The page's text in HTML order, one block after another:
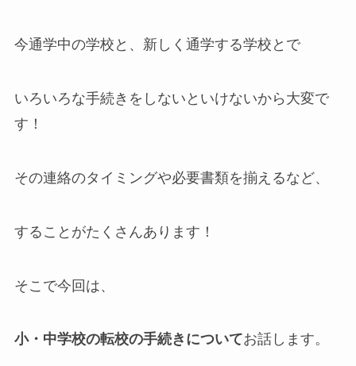
今通学中の学校と、新しく通学する学校とで
いろいろな手続きをしないといけないから大変で
す！
その連絡のタイミングや必要書類を揃えるなど、
することがたくさんあります！
そこで今回は、
小・中学校の転校の手続きについてお話します。